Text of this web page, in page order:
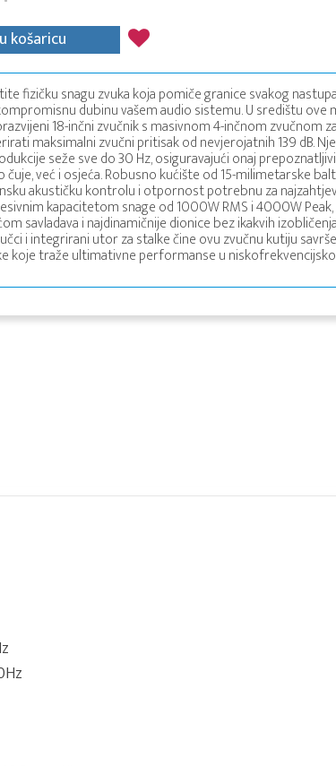
košaricu
fizičku snagu zvuka koja pomiče granice svakog
dubinu vašem audio sistemu. U središtu ove
18-inčni zvučnik s masivnom 4-inčnom zvučnom
maksimalni zvučni pritisak od nevjerojatnih 139 dB.
seže sve do 30 Hz, osiguravajući onaj
čuje, već i osjeća. Robusno kućište od 15-milimetarske
akustičku kontrolu i otpornost potrebnu za
kapacitetom snage od 1000W RMS i 4000W
savladava i najdinamičnije dionice bez ikakvih
i integrirani utor za stalke čine ovu zvučnu kutiju
koje traže ultimativne performanse u